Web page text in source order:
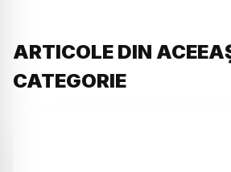
ARTICOLE DIN
CATEGORIE